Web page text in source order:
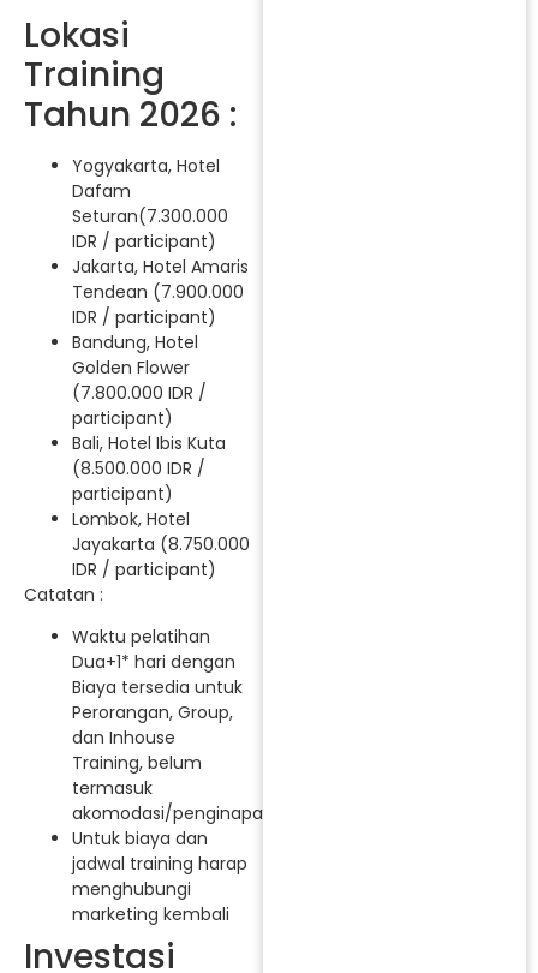
Lokasi
Training
Tahun 2026 :
Yogyakarta, Hotel
Dafam
Seturan(7.300.000
IDR / participant)
Jakarta, Hotel Amaris
Tendean (7.900.000
IDR / participant)
Bandung, Hotel
Golden Flower
(7.800.000 IDR /
participant)
Bali, Hotel Ibis Kuta
(8.500.000 IDR /
participant)
Lombok, Hotel
Jayakarta (8.750.000
IDR / participant)
Catatan :
Waktu pelatihan
Dua+1* hari dengan
Biaya tersedia untuk
Perorangan, Group,
dan Inhouse
Training, belum
termasuk
akomodasi/penginapan.
Untuk biaya dan
jadwal training harap
menghubungi
marketing kembali
Investasi